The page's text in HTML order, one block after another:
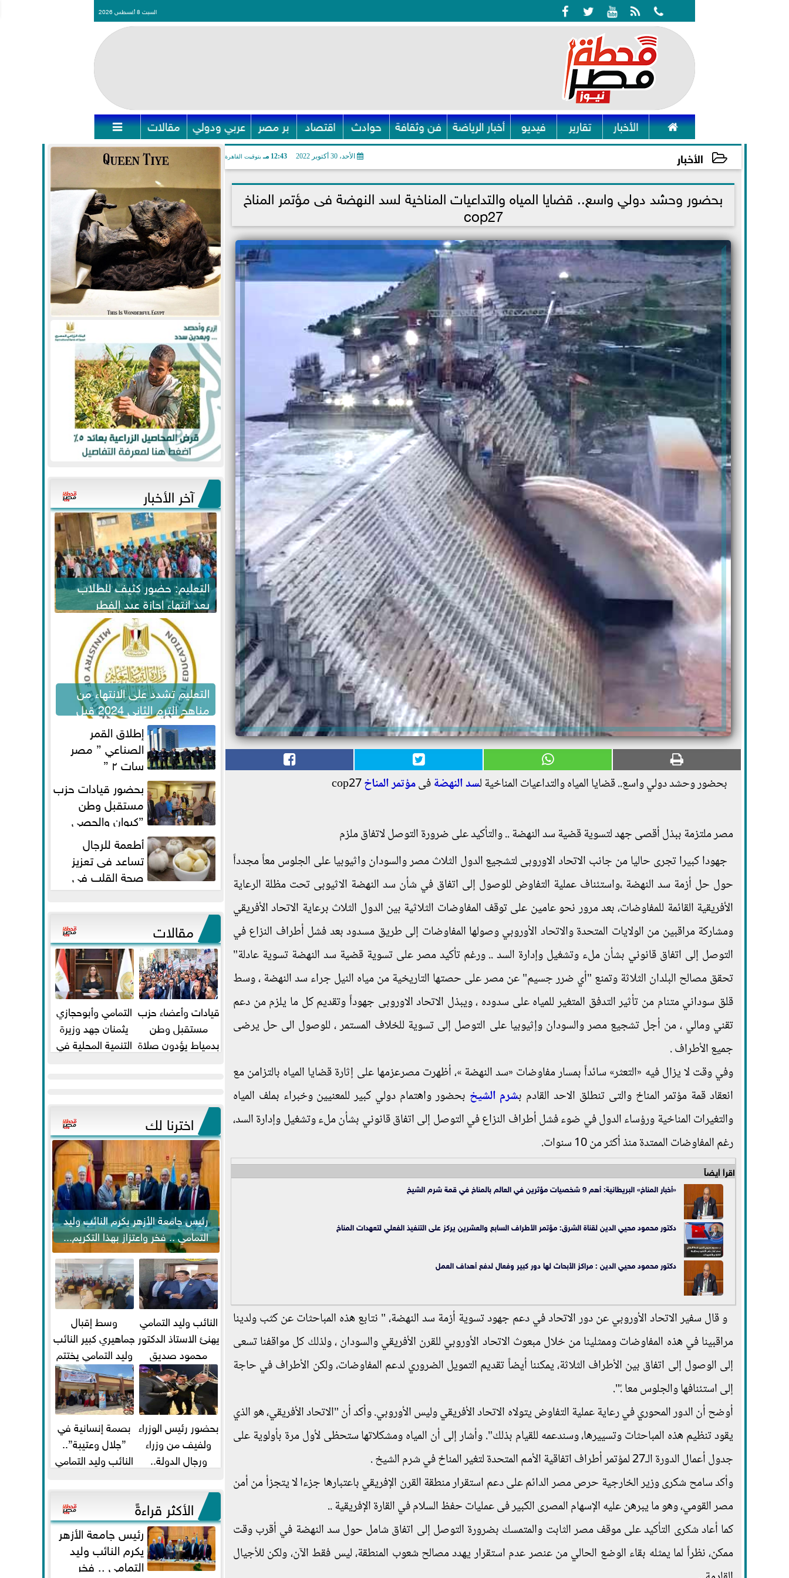
     السبت 8 أغسطس 2026
 الأخبار تقارير فيديو أخبار الرياضة فن وثقافة حوادث اقتصاد بر مصر عربي ودولي مقالات 
الأخبار الأحد، 30 أكتوبر 2022 12:43 مـ بتوقيت القاهرة
2022-10-30 12:43:15بحضور وحشد دولي واسع.. قضايا المياه والتداعيات المناخية لسد النهضة فى مؤتمر المناخ
cop27
بحضور وحشد دولي واسع.. قضايا المياه والتداعيات المناخية لسد النهضةفىمؤتمر المناخ
مصر ملتزمة ببذل أقصى جهد لتسوية قضية سد النهضة .. والتأكيد على ضرورة التوصل لاتفاق ملزم
جهودا كبيرا تجرى حاليا من جانب الاتحاد الاوروبى لتشجيع الدول الثلاث مصر والسودان واثيوبيا على الجلوس معاً مجدداً
حول حل أزمة سد النهضة ،واستئناف عملية التفاوض للوصول إلى اتفاق في شأن سد النهضة الاثيوبى تحت مظلة الرعاية
الأفريقية القائمة للمفاوضات، بعد مرور نحو عامين على توقف المفاوضات الثلاثية بين الدول الثلاث برعاية الاتحاد الأفريقي
ومشاركة مراقبين من الولايات المتحدة والاتحاد الأوروبي وصولها المفاوضات إلى طريق مسدود بعد فشل أطراف النزاع في
التوصل إلى اتفاق قانوني بشأن ملء وتشغيل وإدارة السد .. ورغم تأكيد مصر على تسوية قضية سد النهضة تسوية عادلة"
تحقق مصالح البلدان الثلاثة وتمنع "أي ضرر جسيم" عن مصر على حصتها التاريخية من مياه النيل جراء سد النهضة ، وسط
قلق سوداني متنام من تأثير التدفق المتغير للمياه على سدوده ، ويبذل الاتحاد الاوروبى جهوداً وتقديم كل ما يلزم من دعم
تقني ومالي ، من أجل تشجيع مصر والسودان وإثيوبيا على التوصل إلى تسوية للخلاف المستمر ، للوصول الى حل يرضى
جميع الأطراف .
وفي وقت لا يزال فيه «التعثر» سائداً بمسار مفاوضات «سد النهضة »، أظهرت مصرعزمها على إثارة قضايا المياه بالتزامن مع
انعقاد قمة مؤتمر المناخ والتى تنطلق الاحد القادم بشرم الشيخ بحضور واهتمام دولي كبير للمعنيين وخبراء بملف المياه
والتغيرات المناخية ورؤساء الدول في ضوء فشل أطراف النزاع في التوصل إلى اتفاق قانوني بشأن ملء وتشغيل وإدارة السد،
رغم المفاوضات الممتدة منذ أكثر من 10 سنوات.
اقرأ أيضاً
«أخبار المناخ» البريطانية: أهم 9 شخصيات مؤثرين في العالم بالمناخ في قمة شرم الشيخ
دكتور محمود محيي الدين لقناة الشرق: مؤتمر الأطراف السابع والعشرين يركز على التنفيذ الفعلي لتعهدات المناخ
دكتور محمود محيي الدين : مراكز الأبحاث لها دور كبير وفعال لدفع أهداف العمل
و قال سفير الاتحاد الأوروبي عن دور الاتحاد في دعم جهود تسوية أزمة سد النهضة، " نتابع هذه المباحثات عن كثب ولدينا
مراقبينا في هذه المفاوضات وممثلينا من خلال مبعوث الاتحاد الأوروبي للقرن الأفريقي والسودان ، ولذلك كل مواقفنا تسعى
إلى الوصول إلى اتفاق بين الأطراف الثلاثة، يمكننا أيضاً تقديم التمويل الضروري لدعم المفاوضات، ولكن الأطراف في حاجة
إلى استئنافها والجلوس معا .ً".
أوضح أن الدور المحوري في رعاية عملية التفاوض يتولاه الاتحاد الأفريقي وليس الأوروبي. وأكد أن "الاتحاد الأفريقي، هو الذي
يقود تنظيم هذه المباحثات وتسييرها، وسندعمه للقيام بذلك". وأشار إلى أن المياه ومشكلاتها ستحظى لأول مرة بأولوية على
جدول أعمال الدورة الـ27 لمؤتمر أطراف اتفاقية الأمم المتحدة لتغير المناخ في شرم الشيخ .
وأكد سامح شكرى وزير الخارجية حرص مصر الدائم على دعم استقرار منطقة القرن الإفريقي باعتبارها جزءا لا يتجزأ من أمن
مصر القومي، وهو ما يبرهن عليه الإسهام المصرى الكبير فى عمليات حفظ السلام في القارة الإفريقية ..
كما أعاد شكرى التأكيد على موقف مصر الثابت والمتمسك بضرورة التوصل إلى اتفاق شامل حول سد النهضة في أقرب وقت
ممكن، نظراً لما يمثله بقاء الوضع الحالي من عنصر عدم استقرار يهدد مصالح شعوب المنطقة، ليس فقط الآن، ولكن للأجيال
آخر الأخبار
التعليم: حضور كثيف للطلاب
بعد انتهاء إجازة عيد الفطر
لاستكمال المناهج
التعليم تشدد على الانتهاء من
مناهج الترم الثاني 2024 قبل
الامتحانات
إطلاق القمر
الصناعي ” مصر
سات ٢ ”
بحضور قيادات حزب
مستقبل وطن
”كيوان والحصي
والتمامي وابوحجازي وعيسي” أمانه
كفر...
أطعمة للرجال
تساعد فى تعزيز
صحة القلب فى
سن الأربعين
مقالات
قيادات وأعضاء حزب
مستقبل وطن
بدمياط يؤدون صلاة
التمامي وأبوحجازي
يثمنان جهد وزيرة
التنمية المحلية في
اخترنا لك
رئيس جامعة الأزهر يكرم النائب وليد
التمامي .. فخر واعتزاز بهذا التكريم...
النائب وليد التمامي
يهنئ الاستاذ الدكتور
محمود صديق
تكليفة قائم باعمال
...
وسط إقبال
جماهيري كبير النائب
وليد التمامي يختتم
أضخم قافلة طبية
مجانية...
بحضور رئيس الوزراء
ولفيف من وزراء
ورجال الدولة..
ومحمد...
بصمة إنسانية في
”جلال وعتيبة”..
النائب وليد التمامي
شيحة يداويان...
الأكثر قراءةً
رئيس جامعة الأزهر
يكرم النائب وليد
التمامي .. فخر